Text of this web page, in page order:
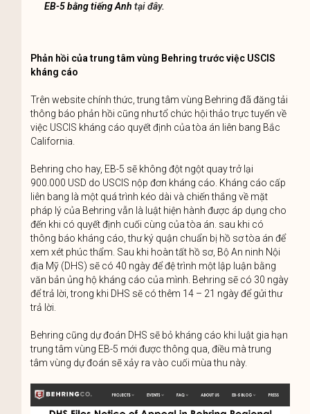
EB-5 bằng tiếng Anh tại đây.
Phản hồi của trung tâm vùng Behring trước việc USCIS
kháng cáo
Trên website chính thức, trung tâm vùng Behring đã đăng tải
thông báo phản hồi cũng như tổ chức hội thảo trực tuyến về
việc USCIS kháng cáo quyết định của tòa án liên bang Bắc
California.
Behring cho hay, EB-5 sẽ không đột ngột quay trở lại
900.000 USD do USCIS nộp đơn kháng cáo. Kháng cáo cấp
liên bang là một quá trình kéo dài và chiến thắng về mặt
pháp lý của Behring vẫn là luật hiện hành được áp dụng cho
đến khi có quyết định cuối cùng của tòa án. sau khi có
thông báo kháng cáo, thư ký quận chuẩn bị hồ sơ tòa án để
xem xét phúc thẩm. Sau khi hoàn tất hồ sơ, Bộ An ninh Nội
địa Mỹ (DHS) sẽ có 40 ngày để đệ trình một lập luận bằng
văn bản ủng hộ kháng cáo của mình. Behring sẽ có 30 ngày
để trả lời, trong khi DHS sẽ có thêm 14 – 21 ngày để gửi thư
trả lời.
Behring cũng dự đoán DHS sẽ bỏ kháng cáo khi luật gia hạn
trung tâm vùng EB-5 mới được thông qua, điều mà trung
tâm vùng dự đoán ​​sẽ xảy ra vào cuối mùa thu này.